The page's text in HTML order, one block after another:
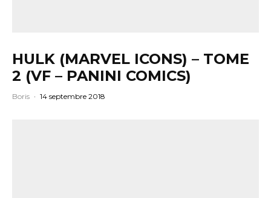
HULK (MARVEL ICONS) – TOME
2 (VF – PANINI COMICS)
Boris · 14 septembre 2018